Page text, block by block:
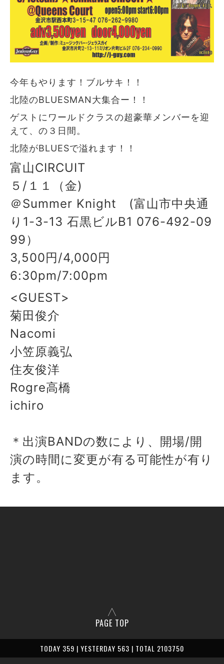
今年もやります！ブルサキ！！
北陸のBLUESMAN大集合ー！！
ゲストにワールドクラスの超豪華メンバーを迎
えて、の３日間。
北陸がBLUESで溢れます！！
富山CIRCUIT
５/１１（金)
＠Summer Knight (富山市中央通
り1-3-13 石黒ビルB1 076-492-09
99）
3,500円/4,000円
6:30pm/7:00pm
<GUEST>
菊田俊介
Nacomi
小笠原義弘
住友俊洋
Rogre高橋
ichiro
＊出演BANDの数により、開場/開
演の時間に変更が有る可能性が有り
ます。
PAGE TOP
TODAY 359 | YESTERDAY 563 | TOTAL 2103750